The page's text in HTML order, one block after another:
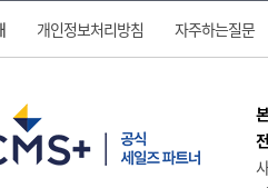
개인정보처리방침 자주하는질문